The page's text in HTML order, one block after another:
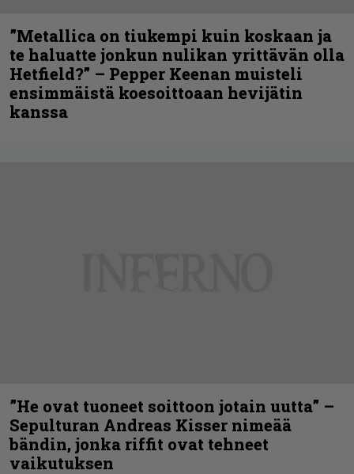
”Metallica on tiukempi kuin koskaan ja
te haluatte jonkun nulikan yrittävän olla
Hetfield?” – Pepper Keenan muisteli
ensimmäistä koesoittoaan hevijätin
kanssa
”He ovat tuoneet soittoon jotain uutta” –
Sepulturan Andreas Kisser nimeää
bändin, jonka riffit ovat tehneet
vaikutuksen